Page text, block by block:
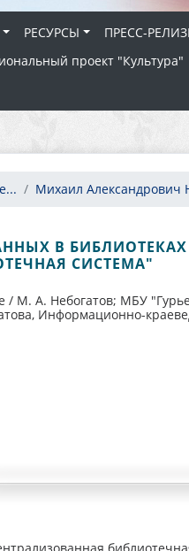
РЕСУРСЫ ПРЕСС-
проект "Культура"
Михаил Александрович
В
СИСТЕМА"
/ М. А. Небогатов; МБУ
Информационно-